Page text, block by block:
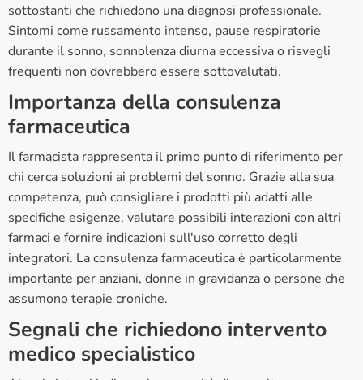
sottostanti che richiedono una diagnosi professionale.
Sintomi come russamento intenso, pause respiratorie
durante il sonno, sonnolenza diurna eccessiva o risvegli
frequenti non dovrebbero essere sottovalutati.
Importanza della consulenza
farmaceutica
Il farmacista rappresenta il primo punto di riferimento per
chi cerca soluzioni ai problemi del sonno. Grazie alla sua
competenza, può consigliare i prodotti più adatti alle
specifiche esigenze, valutare possibili interazioni con altri
farmaci e fornire indicazioni sull'uso corretto degli
integratori. La consulenza farmaceutica è particolarmente
importante per anziani, donne in gravidanza o persone che
assumono terapie croniche.
Segnali che richiedono intervento
medico specialistico